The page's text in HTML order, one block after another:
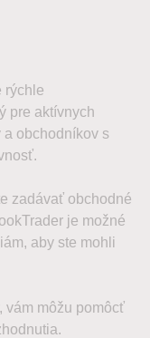
rýchle
pre aktívnych
obchodníkov s
zadávať obchodné
je možné
aby ste mohli
vám môžu pomôcť